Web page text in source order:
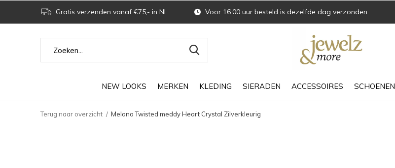
NEW LOOKS MERKEN KLEDING SIERADEN ACCESSOIRES SCHOENEN
Gratis verzenden vanaf €75,- in NL Voor 16.00 uur besteld is dezelfde dag verzonden
Terug naar overzicht Melano Twisted meddy Heart Crystal Zilverkleurig